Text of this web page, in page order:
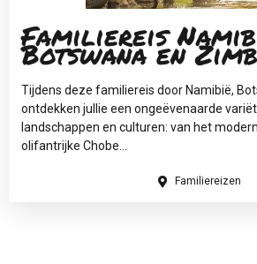
Familiereis
Botswana en
Tijdens deze familiereis door Namibië,
ontdekken jullie een ongeëvenaarde
landschappen en culturen: van het
olifantrijke Chobe...
Familiereizen